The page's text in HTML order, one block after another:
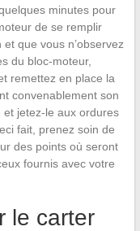
minutes pour
de se remplir
que vous n’observez
du bloc-moteur,
remettez en place la
convenablement son
jetez-le aux ordures
fait, prenez soin de
des points où seront
fournis avec votre
le carter